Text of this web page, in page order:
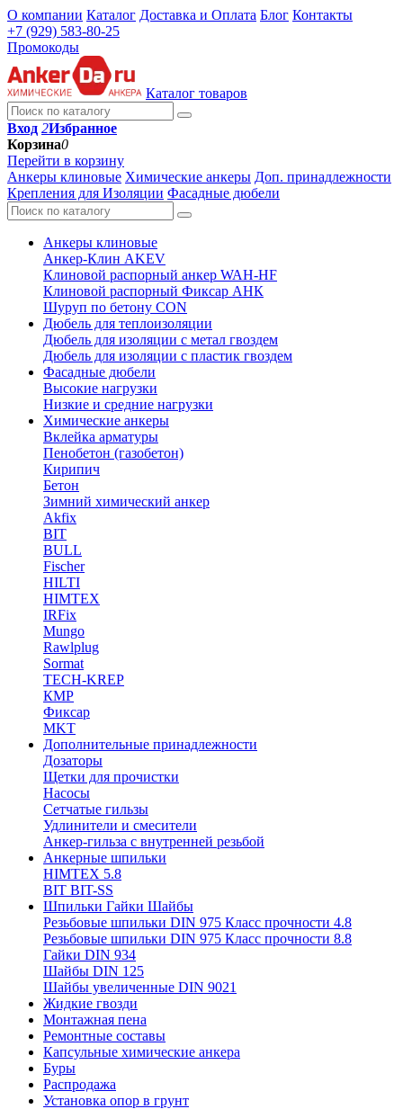
О компании Каталог Доставка и Оплата Блог Контакты
+7 (929) 583-80-25
Промокоды
Каталог товаров
Вход 2Избранное
Корзина0
Перейти в корзину
Анкеры клиновые Химические анкеры Доп. принадлежности
Крепления для Изоляции Фасадные дюбели
Анкеры клиновые
Анкер-Клин AKEV
Клиновой распорный анкер WAH-HF
Клиновой распорный Фиксар АНК
Шуруп по бетону CON
Дюбель для теплоизоляции
Дюбель для изоляции с метал гвоздем
Дюбель для изоляции с пластик гвоздем
Фасадные дюбели
Высокие нагрузки
Низкие и средние нагрузки
Химические анкеры
Вклейка арматуры
Пенобетон (газобетон)
Кирипич
Бетон
Зимний химический анкер
Akfix
BIT
BULL
Fischer
HILTI
HIMTEX
IRFix
Mungo
Rawlplug
Sormat
TECH-KREP
КМР
Фиксар
MKT
Дополнительные принадлежности
Дозаторы
Щетки для прочистки
Насосы
Сетчатые гильзы
Удлинители и смесители
Анкер-гильза с внутренней резьбой
Анкерные шпильки
HIMTEX 5.8
BIT BIT-SS
Шпильки Гайки Шайбы
Резьбовые шпильки DIN 975 Класс прочности 4.8
Резьбовые шпильки DIN 975 Класс прочности 8.8
Гайки DIN 934
Шайбы DIN 125
Шайбы увеличенные DIN 9021
Жидкие гвозди
Монтажная пена
Ремонтные составы
Капсульные химические анкера
Буры
Распродажа
Установка опор в грунт